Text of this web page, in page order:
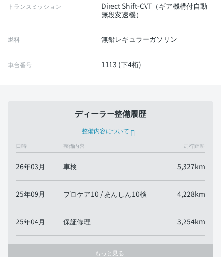
トランスミッション
Direct Shift-CVT（ギア機構付自動
無段変速機）
燃料 無鉛レギュラーガソリン
車台番号 1113 (下4桁)
ディーラー整備履歴
整備内容について
日時 整備内容 走行距離
26年03月 車検 5,327km
25年09月 プロケア10 / あんしん10検 4,228km
25年04月 保証修理 3,254km
もっと見る